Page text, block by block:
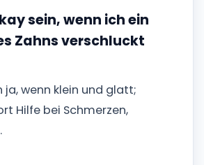
sein, wenn ich ein
Zahns verschluckt
ja, wenn klein und glatt;
Hilfe bei Schmerzen,